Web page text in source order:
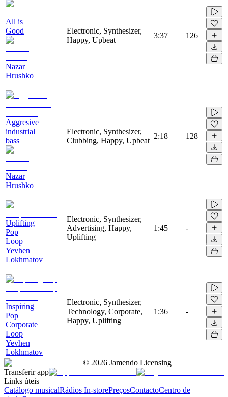
All is
Good
Nazar
Hrushko
Electronic, Synthesizer,
Happy, Upbeat
3:37 126
Aggresive
industrial
bass
Nazar
Hrushko
Electronic, Synthesizer,
Clubbing, Happy, Upbeat
2:18 128
Uplifting
Pop
Loop
Yevhen
Lokhmatov
Electronic, Synthesizer,
Advertising, Happy,
Uplifting
1:45 -
Inspiring
Pop
Corporate
Loop
Yevhen
Lokhmatov
Electronic, Synthesizer,
Technology, Corporate,
Happy, Uplifting
1:36 -
© 2026 Jamendo Licensing
Transferir app
Links úteis
Catálogo musicalRádios In-storePreçosContactoCentro de